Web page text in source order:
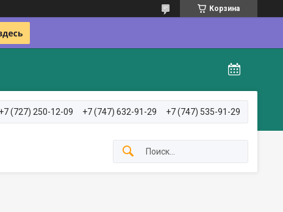
Корзина
+7 (727) 250-12-09 +7 (747) 632-91-29 +7 (747) 535-91-29